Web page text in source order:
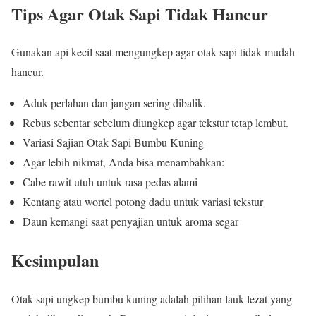
Tips Agar Otak Sapi Tidak Hancur
Gunakan api kecil saat mengungkep agar otak sapi tidak mudah
hancur.
Aduk perlahan dan jangan sering dibalik.
Rebus sebentar sebelum diungkep agar tekstur tetap lembut.
Variasi Sajian Otak Sapi Bumbu Kuning
Agar lebih nikmat, Anda bisa menambahkan:
Cabe rawit utuh untuk rasa pedas alami
Kentang atau wortel potong dadu untuk variasi tekstur
Daun kemangi saat penyajian untuk aroma segar
Kesimpulan
Otak sapi ungkep bumbu kuning adalah pilihan lauk lezat yang